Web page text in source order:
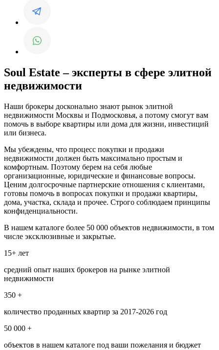
Soul Estate – эксперты в сфере элитной
недвижимости
Наши брокеры досконально знают рынок элитной
недвижимости Москвы и Подмосковья, а потому смогут вам
помочь в выборе квартиры или дома для жизни, инвестиций
или бизнеса.
Мы убеждены, что процесс покупки и продажи
недвижимости должен быть максимально простым и
комфортным. Поэтому берем на себя любые
организационные, юридические и финансовые вопросы.
Ценим долгосрочные партнерские отношения с клиентами,
готовы помочь в вопросах покупки и продажи квартиры,
дома, участка, склада и прочее. Строго соблюдаем принципы
конфиденциальности.
В нашем каталоге более 50 000 объектов недвижимости, в том
числе эксклюзивные и закрытые.
15+ лет
средний опыт наших брокеров на рынке элитной
недвижимости
350 +
количество проданных квартир за 2017-2026 год
50 000 +
объектов в нашем каталоге под ваши пожелания и бюджет